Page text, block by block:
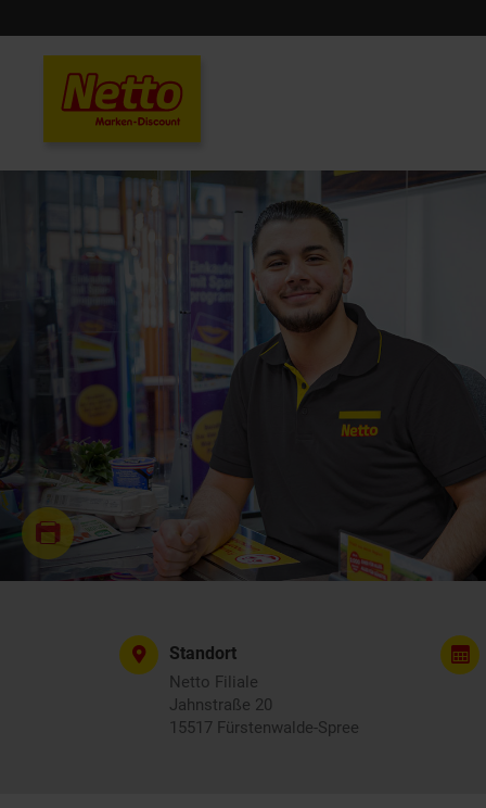
Standort
Netto Filiale
Jahnstraße 20
15517 Fürstenwalde-Spree